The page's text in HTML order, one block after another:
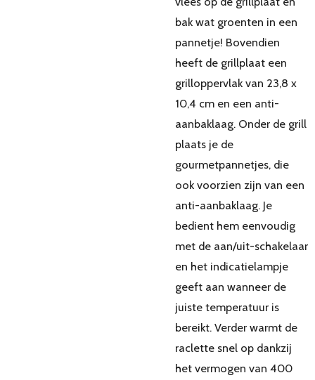
bak wat groenten in een
pannetje! Bovendien
heeft de grillplaat een
grilloppervlak van 23,8 x
10,4 cm en een anti-
aanbaklaag. Onder de grill
plaats je de
gourmetpannetjes, die
ook voorzien zijn van een
anti-aanbaklaag. Je
bedient hem eenvoudig
met de aan/uit-schakelaar
en het indicatielampje
geeft aan wanneer de
juiste temperatuur is
bereikt. Verder warmt de
raclette snel op dankzij
het vermogen van 400